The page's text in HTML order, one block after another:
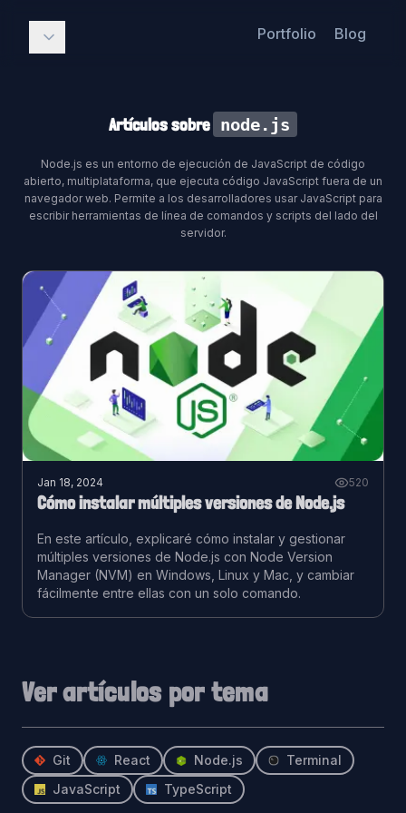
Portfolio Blog
Artículos sobre node.js
Node.js es un entorno de ejecución de JavaScript de código
abierto, multiplataforma, que ejecuta código JavaScript fuera de un
navegador web. Permite a los desarrolladores usar JavaScript para
escribir herramientas de línea de comandos y scripts del lado del
servidor.
Jan 18, 2024 520
Cómo instalar múltiples versiones de Node.js
En este artículo, explicaré cómo instalar y gestionar
múltiples versiones de Node.js con Node Version
Manager (NVM) en Windows, Linux y Mac, y cambiar
fácilmente entre ellas con un solo comando.
Ver artículos por tema
Git React Node.js
Terminal
JavaScript
TypeScript